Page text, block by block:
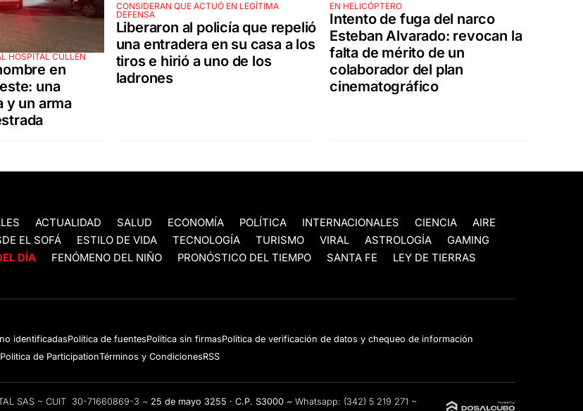
HOSPITAL CULLEN
en
una
y un arma
CONSIDERAN QUE ACTUÓ EN LEGÍTIMA
DEFENSA
Liberaron al policía que repelió
una entradera en su casa a los
tiros e hirió a uno de los
ladrones
EN HELICÓPTERO
Intento de fuga del narco
Esteban Alvarado: revocan la
falta de mérito de un
colaborador del plan
cinematográfico
ACTUALIDAD SALUD ECONOMÍA POLÍTICA INTERNACIONALES CIENCIA
AIRE
EL SOFÁ ESTILO DE VIDA TECNOLOGÍA TURISMO VIRAL ASTROLOGÍA
GAMING
DÍA FENÓMENO DEL NIÑO PRONÓSTICO DEL TIEMPO SANTA FE
LEY DE TIERRAS
identificadasPolítica de fuentesPolítica sin firmasPolítica de verificación de datos y chequeo de información
Politica de ParticipationTérminos y CondicionesRSS
SAS ~ CUIT 30-71660869-3 ~ 25 de mayo 3255 · C.P. S3000 ~ Whatsapp: (342) 5 219 271 ~